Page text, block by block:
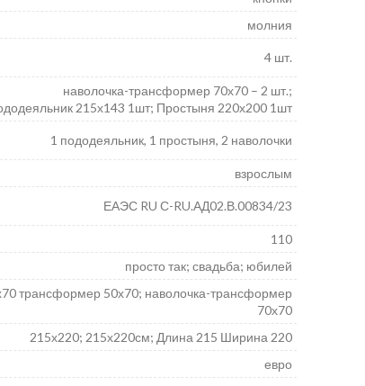
молния
4 шт.
наволочка-трансформер 70х70 – 2 шт.;
215х143 1шт; Простыня 220х200 1шт
1 пододеяльник, 1 простыня, 2 наволочки
взрослым
ЕАЭС RU С-RU.АД02.В.00834/23
110
просто так; свадьба; юбилей
трансформер 50х70; наволочка-трансформер
70х70
215х220; 215х220см; Длина 215 Ширина 220
евро